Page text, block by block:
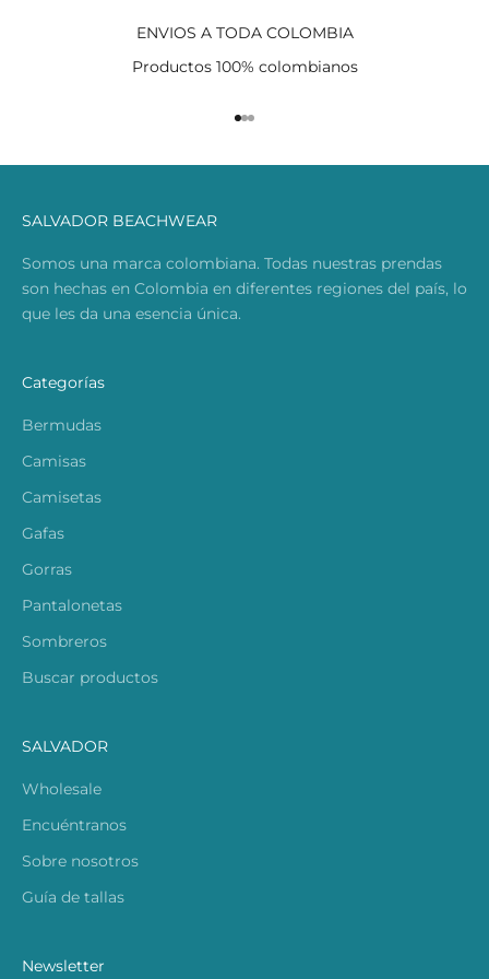
ENVIOS A TODA COLOMBIA
Productos 100% colombianos
Ir al artículo 1
Ir al artículo 2
Ir al artículo 3
SALVADOR BEACHWEAR
Somos una marca colombiana. Todas nuestras prendas
son hechas en Colombia en diferentes regiones del país, lo
que les da una esencia única.
Categorías
Bermudas
Camisas
Camisetas
Gafas
Gorras
Pantalonetas
Sombreros
Buscar productos
SALVADOR
Wholesale
Encuéntranos
Sobre nosotros
Guía de tallas
Newsletter